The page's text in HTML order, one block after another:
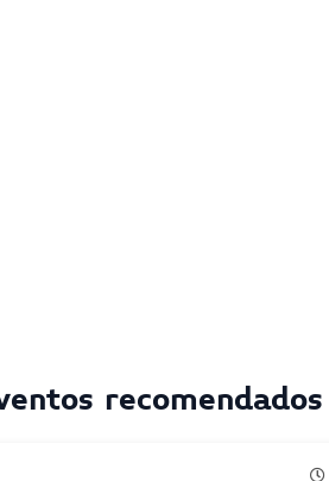
recomendados